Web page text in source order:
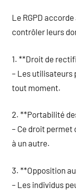
Le RGPD
contrôler leurs
1. **Droit de
– Les utilisateurs
tout moment.
2. **Portabilité
– Ce droit permet
à un autre.
3. **Opposition
– Les individus